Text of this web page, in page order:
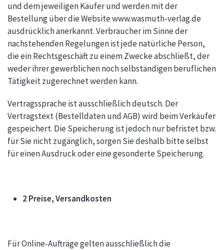
und dem jeweiligen Käufer und werden mit der
Bestellung über die Website www.wasmuth-verlag.de
ausdrücklich anerkannt. Verbraucher im Sinne der
nachstehenden Regelungen ist jede natürliche Person,
die ein Rechtsgeschäft zu einem Zwecke abschließt, der
weder ihrer gewerblichen noch selbständigen beruflichen
Tätigkeit zugerechnet werden kann.
Vertragssprache ist ausschließlich deutsch. Der
Vertragstext (Bestelldaten und AGB) wird beim Verkäufer
gespeichert. Die Speicherung ist jedoch nur befristet bzw.
für Sie nicht zugänglich, sorgen Sie deshalb bitte selbst
für einen Ausdruck oder eine gesonderte Speicherung.
2 Preise, Versandkosten
Für Online-Aufträge gelten ausschließlich die